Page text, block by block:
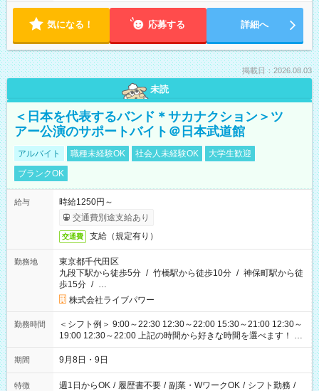
気になる！ 応募する 詳細へ
掲載日：2026.08.03
未読
＜日本を代表するバンド＊サカナクション＞ツ
アー公演のサポートバイト＠日本武道館
アルバイト 職種未経験OK 社会人未経験OK
大学生歓迎
ブランクOK
給与
時給1250円～
交通費別途支給あり
交通費 支給（規定有り）
勤務地
東京都千代田区
九段下駅から徒歩5分 / 竹橋駅から徒歩10分 / 神保町駅から徒
歩15分 / …
株式会社ライブパワー
勤務時間
＜シフト例＞ 9:00～22:30 12:30～22:00 15:30～21:00 12:30～
19:00 12:30～22:00 上記の時間から好きな時間を選べます！ ※
時間は変更となる可能性があります
期間 9月8日・9日
特徴 週1日からOK / 履歴書不要 / 副業・WワークOK / シフト勤務 /